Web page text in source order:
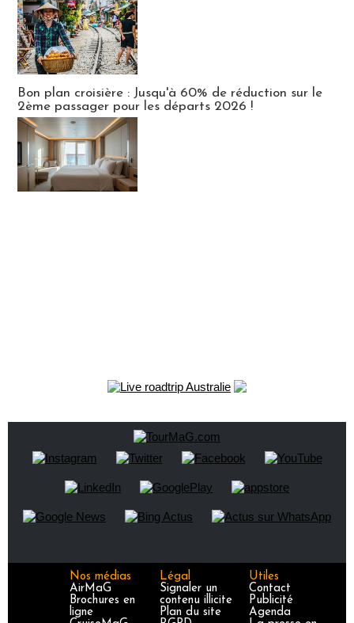
Bon plan croisière : Jusqu'à 60% de réduction sur le
2ème passager pour les départs 2026 !
Nos médias
AirMaG
Brochures en
ligne
Légal
Signaler un
contenu illicite
Plan du site
Utiles
Contact
Publicité
Agenda